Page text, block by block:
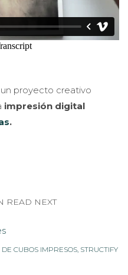
proyecto creativo
impresión digital
.
READ NEXT
CUBOS IMPRESOS, STRUCTIFY